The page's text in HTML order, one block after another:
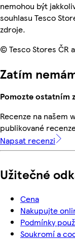
nemohou být
souhlasu Tesco
zdroje.
© Tesco Stores ČR
Zatím
Pomozte ostatním
Recenze na našem
publikované
Napsat recenzi
Užitečné
Cena
Nakupujte
Podmínky
Soukromí a